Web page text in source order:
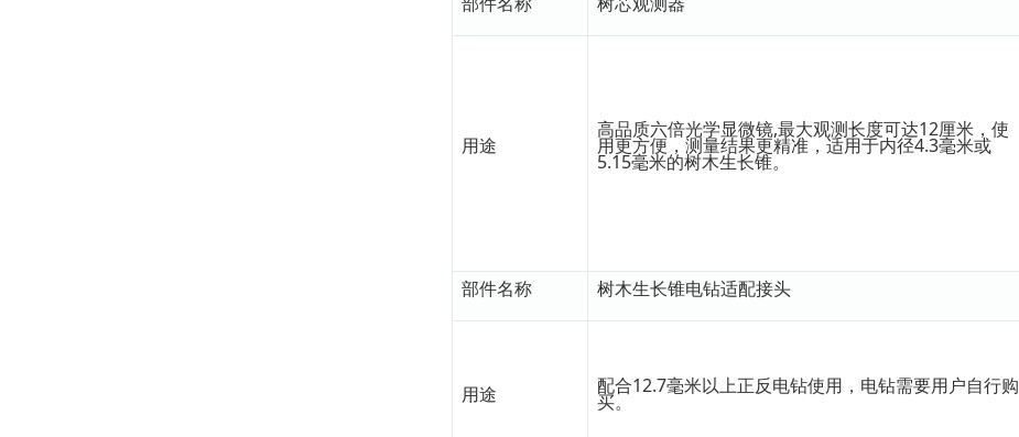
用途
高品质六倍光学显微镜,最大观测长度可达12厘米，使
用更方便，测量结果更精准，适用于内径4.3毫米或
5.15毫米的树木生长锥。
部件名称 树木生长锥电钻适配接头
用途 配合12.7毫米以上正反电钻使用，电钻需要用户自行购
买。